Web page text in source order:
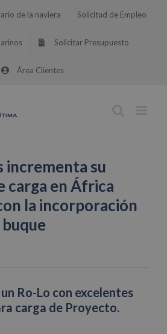
de la naviera Solicitud de Empleo
Solicitar Presupuesto
Área Clientes
incrementa su
carga en África
la incorporación
Ro-Lo con excelentes
carga de Proyecto.